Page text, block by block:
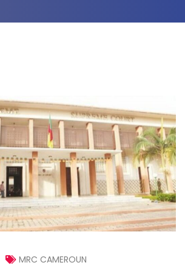
MRC CAMEROUN